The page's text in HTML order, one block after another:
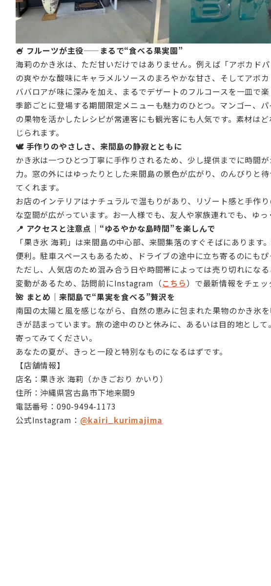
🍧 フルーツが主役——まるで“食べる果実園”
海莉のかき氷は、ただ甘いだけではありません。例えば「アボカド
の爽やかな酸味にキャラメルソースのまろやかな甘さ、そしてアボ
ババロアが味に深みを加え、まるでデザートのフルコースを一皿で楽
季節ごとに登場する期間限定メニューも魅力のひとつ。マンゴー、
の果物を活かしたレシピが常連客にも観光客にも人気です。素材は
じられます。
🕊 手作りのやさしさ、来間島の静寂とともに
かき氷は一つひとつ丁寧に手作りされるため、少し提供までに時間
力。窓の外にはゆったりとした来間島の景色が広がり、のんびりと
てくれます。
お店のインテリアはナチュラルで温もりがあり、リゾート感と手作
な空間が広がっています。お一人様でも、友人や家族連れでも、ゆっ
📍 アクセスと注意点｜“ゆるやかな島時間”を楽しんで
「果き氷 海莉」は来間島の中心部、来間集落のすぐそばにありま
便利。駐車スペースもあるため、ドライブの途中に立ち寄るのにもぴ
ただし、人気店のため混み合う日や時間帯によっては売り切れにな
変動があるため、訪問前にInstagram（こちら）で最新情報をチェッ
🌺 まとめ｜来間島で“果実を食べる”贅沢を
南国の太陽と風を感じながら、自然の恵みに包まれた果物のかき
きが詰まっています。旅の途中のひと休みに、あるいは目的地とし
寄ってみてください。
あなたの夏が、きっと一段と特別なものになるはずです。
【店舗情報】
店名：果き氷 海莉（かきごおり かいり）
住所：沖縄県宮古島市下地来間9
電話番号：090-9494-1173
公式Instagram： @kairi_kurimajima